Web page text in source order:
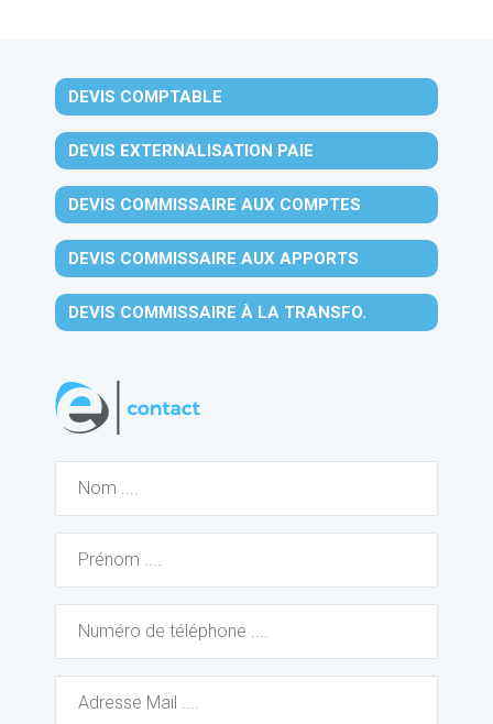
DEVIS COMPTABLE
DEVIS EXTERNALISATION PAIE
DEVIS COMMISSAIRE AUX COMPTES
DEVIS COMMISSAIRE AUX APPORTS
DEVIS COMMISSAIRE À LA TRANSFO.